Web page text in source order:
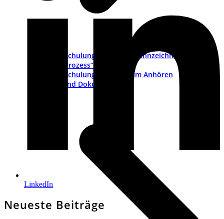
Schulungsvideo „CE-Kennzeichnung als
Prozess“
Schulungs-Pakete zum Anhören
PDFs und Dokumente
LinkedIn
Neueste Beiträge